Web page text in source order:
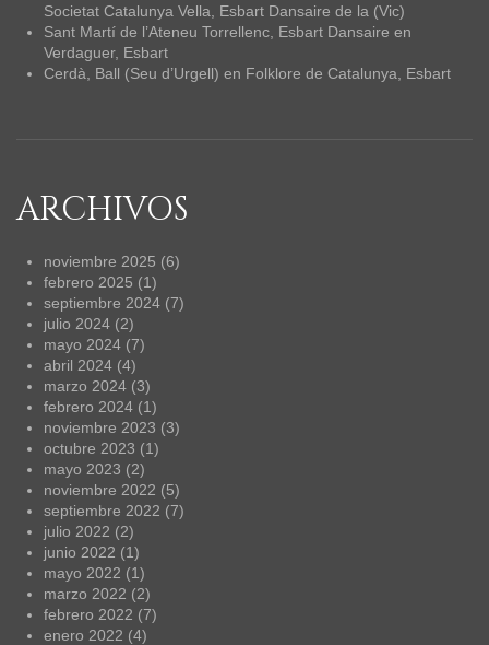
Societat Catalunya Vella, Esbart Dansaire de la (Vic)
Sant Martí de l’Ateneu Torrellenc, Esbart Dansaire en
Verdaguer, Esbart
Cerdà, Ball (Seu d’Urgell) en Folklore de Catalunya, Esbart
ARCHIVOS
noviembre 2025 (6)
febrero 2025 (1)
septiembre 2024 (7)
julio 2024 (2)
mayo 2024 (7)
abril 2024 (4)
marzo 2024 (3)
febrero 2024 (1)
noviembre 2023 (3)
octubre 2023 (1)
mayo 2023 (2)
noviembre 2022 (5)
septiembre 2022 (7)
julio 2022 (2)
junio 2022 (1)
mayo 2022 (1)
marzo 2022 (2)
febrero 2022 (7)
enero 2022 (4)